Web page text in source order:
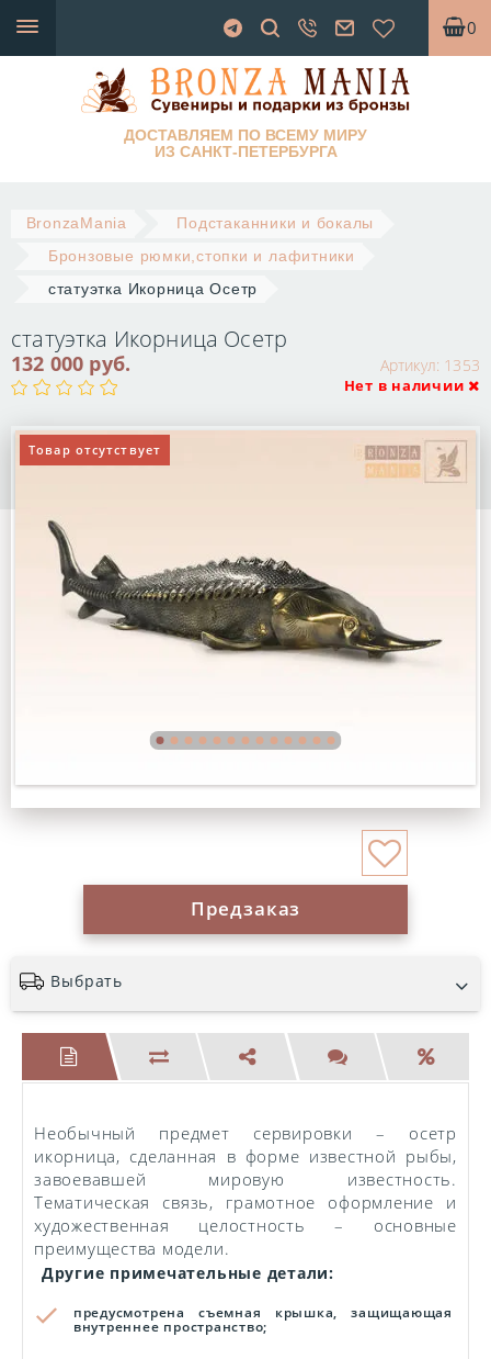
0
ДОСТАВЛЯЕМ ПО ВСЕМУ МИРУ
ИЗ САНКТ-ПЕТЕРБУРГА
BronzaMania
Подстаканники и бокалы
Бронзовые рюмки,стопки и лафитники
статуэтка Икорница Осетр
статуэтка Икорница Осетр
Артикул: 1353
132 000 руб.
Нет в наличии
Товар отсутствует
Предзаказ
Выбрать
Необычный предмет сервировки – осетр
икорница, сделанная в форме известной рыбы,
завоевавшей мировую известность.
Тематическая связь, грамотное оформление и
художественная целостность – основные
преимущества модели.
Другие примечательные детали:
предусмотрена съемная крышка, защищающая
внутреннее пространство;